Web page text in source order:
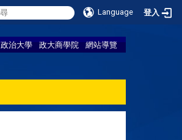
Language 登入
政治大學 政大商學院 網站導覽